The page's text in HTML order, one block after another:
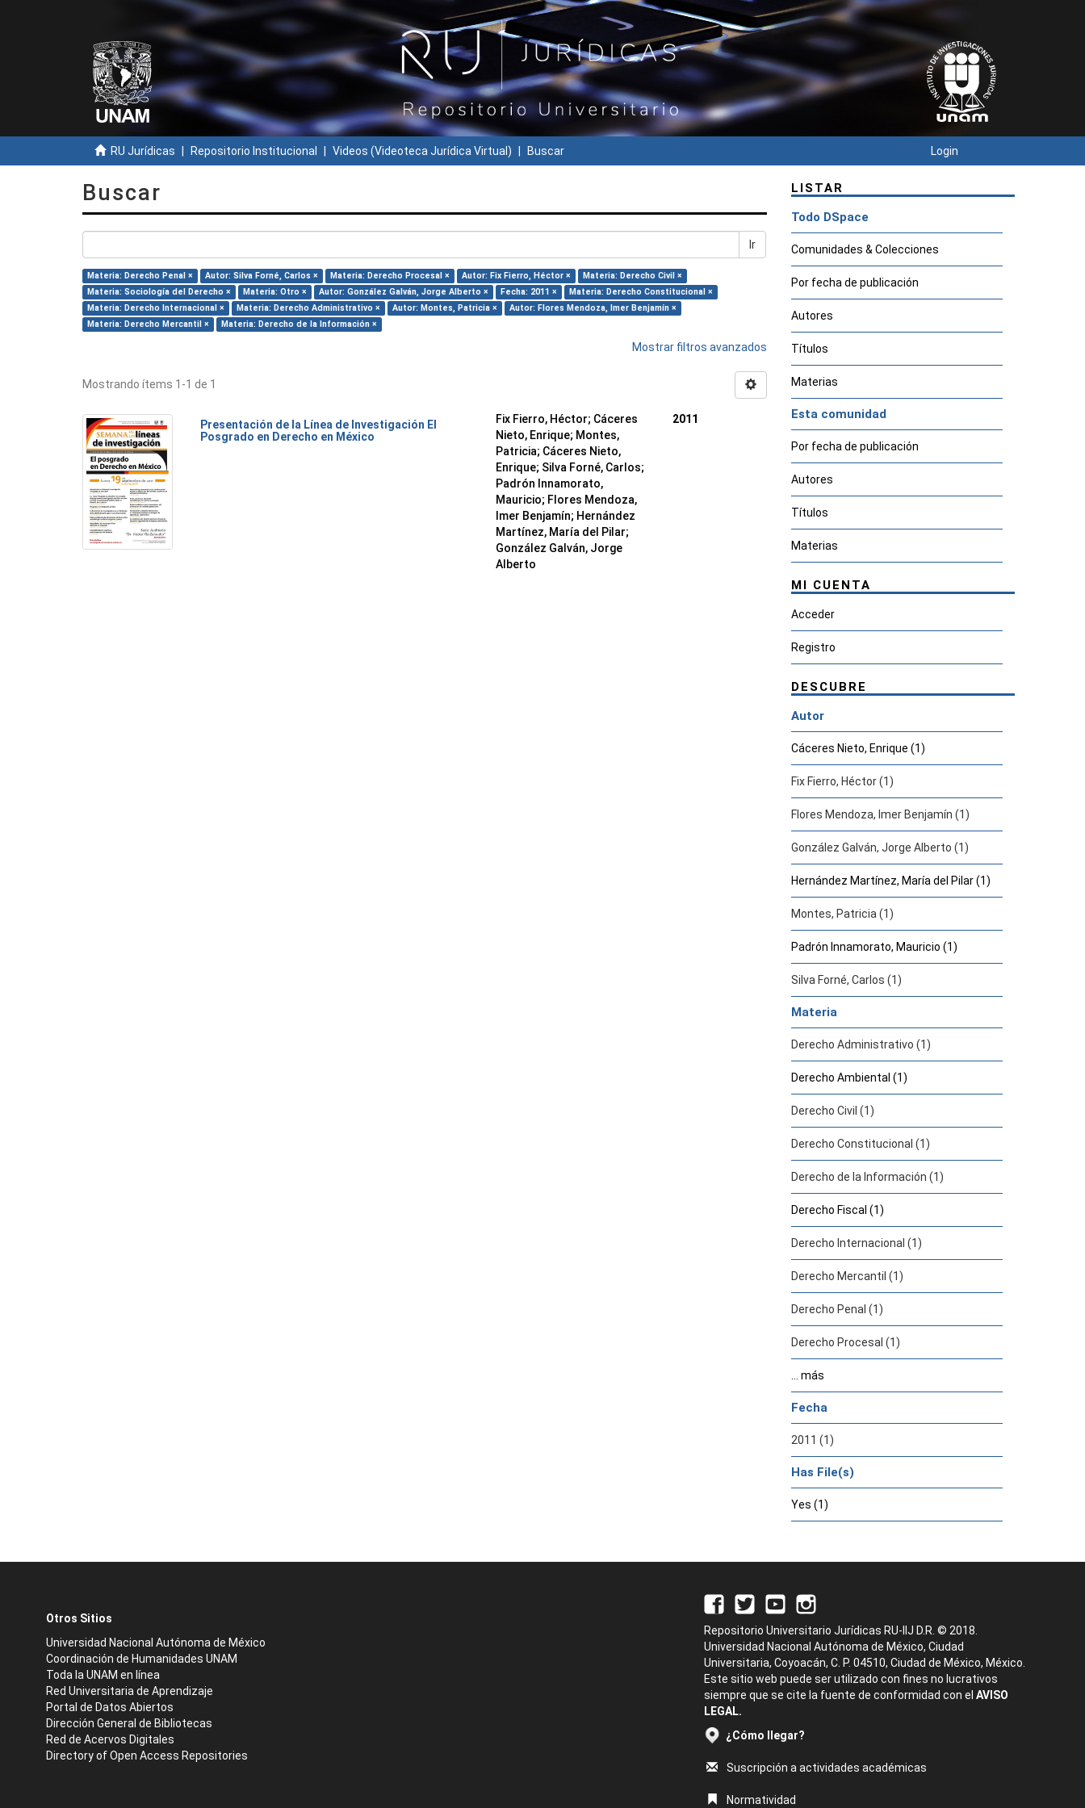
RU Jurídicas Repositorio Institucional Videos (Videoteca Jurídica Virtual) Buscar Login
Buscar
Ir
Materia: Derecho Penal × Autor: Silva Forné, Carlos × Materia: Derecho Procesal × Autor: Fix Fierro, Héctor ×
Materia: Derecho Civil ×
Materia: Sociología del Derecho ×
Materia: Otro × Autor: González Galván, Jorge Alberto × Fecha: 2011 ×
Materia: Derecho Constitucional ×
Materia: Derecho Internacional ×
Materia: Derecho Administrativo × Autor: Montes, Patricia ×
Autor: Flores Mendoza, Imer Benjamín ×
Materia: Derecho Mercantil ×
Materia: Derecho de la Información ×
Mostrar filtros avanzados
Mostrando ítems 1-1 de 1
Presentación de la Línea de Investigación El
Posgrado en Derecho en México
Fix Fierro, Héctor; Cáceres
Nieto, Enrique; Montes,
Patricia; Cáceres Nieto,
Enrique; Silva Forné, Carlos;
Padrón Innamorato,
Mauricio; Flores Mendoza,
Imer Benjamín; Hernández
Martínez, María del Pilar;
González Galván, Jorge
Alberto
2011
LISTAR
Todo DSpace
Comunidades & Colecciones
Por fecha de publicación
Autores
Títulos
Materias
Esta comunidad
Por fecha de publicación
Autores
Títulos
Materias
MI CUENTA
Acceder
Registro
DESCUBRE
Autor
Cáceres Nieto, Enrique (1)
Fix Fierro, Héctor (1)
Flores Mendoza, Imer Benjamín (1)
González Galván, Jorge Alberto (1)
Hernández Martínez, María del Pilar (1)
Montes, Patricia (1)
Padrón Innamorato, Mauricio (1)
Silva Forné, Carlos (1)
Materia
Derecho Administrativo (1)
Derecho Ambiental (1)
Derecho Civil (1)
Derecho Constitucional (1)
Derecho de la Información (1)
Derecho Fiscal (1)
Derecho Internacional (1)
Derecho Mercantil (1)
Derecho Penal (1)
Derecho Procesal (1)
... más
Fecha
2011 (1)
Has File(s)
Yes (1)
Otros Sitios
Universidad Nacional Autónoma de México
Coordinación de Humanidades UNAM
Toda la UNAM en línea
Red Universitaria de Aprendizaje
Portal de Datos Abiertos
Dirección General de Bibliotecas
Red de Acervos Digitales
Directory of Open Access Repositories
Repositorio Universitario Jurídicas RU-IIJ D.R. © 2018.
Universidad Nacional Autónoma de México, Ciudad
Universitaria, Coyoacán, C. P. 04510, Ciudad de México, México.
Este sitio web puede ser utilizado con fines no lucrativos
siempre que se cite la fuente de conformidad con el AVISO
LEGAL.
¿Cómo llegar?
Suscripción a actividades académicas
Normatividad